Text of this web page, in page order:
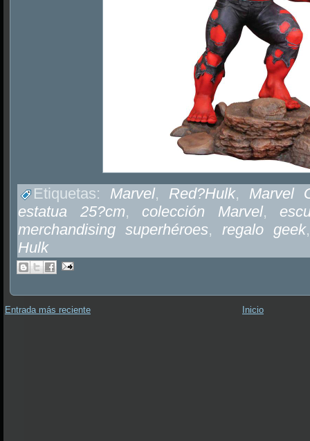
Etiquetas: Marvel, Red?Hulk, Marvel
estatua 25?cm, colección Marvel,
merchandising superhéroes, regalo geek
Hulk
Entrada más reciente Inicio